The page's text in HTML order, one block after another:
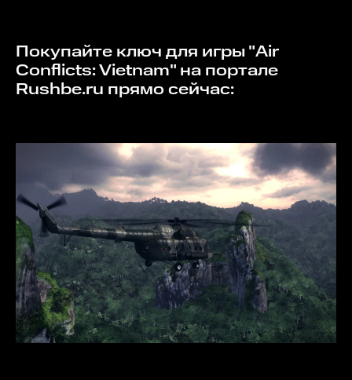
Покупайте ключ для игры "Air
Conflicts: Vietnam" на портале
Rushbe.ru прямо сейчас: